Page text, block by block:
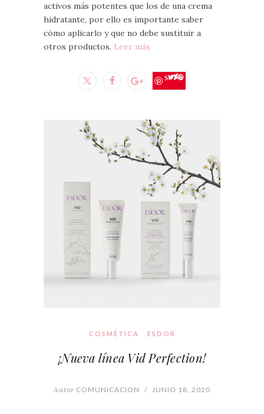
activos más potentes que los de una crema
hidratante, por ello es importante saber
cómo aplicarlo y que no debe sustituir a
otros productos. Leer más
Save
COSMÉTICA ESDOR
¡Nueva línea Vid Perfection!
Autor COMUNICACION / JUNIO 18, 2020